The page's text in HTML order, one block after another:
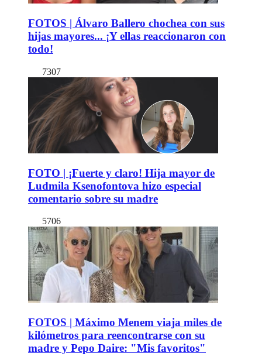
FOTOS | Álvaro Ballero chochea con sus
hijas mayores... ¡Y ellas reaccionaron con
todo!
7307
FOTO | ¡Fuerte y claro! Hija mayor de
Ludmila Ksenofontova hizo especial
comentario sobre su madre
5706
FOTOS | Máximo Menem viaja miles de
kilómetros para reencontrarse con su
madre y Pepo Daire: "Mis favoritos"